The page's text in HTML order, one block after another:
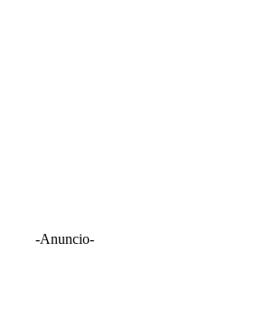
-Anuncio-